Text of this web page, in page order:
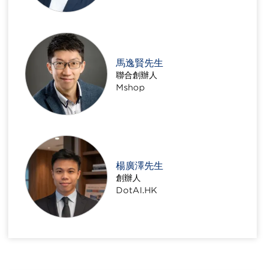
馬逸賢先生
聯合創辦人
Mshop
楊廣澤先生
創辦人
DotAI.HK